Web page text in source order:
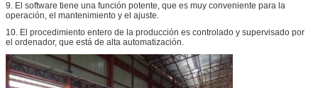
9. El software tiene una función potente, que es muy conveniente para la
operación, el mantenimiento y el ajuste.
10. El procedimiento entero de la producción es controlado y supervisado por
el ordenador, que está de alta automatización.